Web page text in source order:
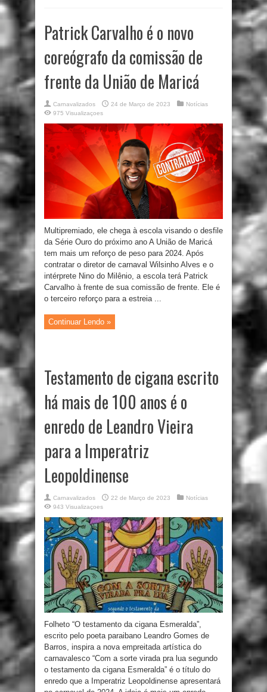
Patrick Carvalho é o novo
coreógrafo da comissão de
frente da União de Maricá
Carnavalizados 24 de Março de 2023
Notícias
975 Visualizaçoes
Multipremiado, ele chega à escola visando o desfile
da Série Ouro do próximo ano A União de Maricá
tem mais um reforço de peso para 2024. Após
contratar o diretor de carnaval Wilsinho Alves e o
intérprete Nino do Milênio, a escola terá Patrick
Carvalho à frente de sua comissão de frente. Ele é
o terceiro reforço para a estreia ...
Continuar Lendo »
Testamento de cigana escrito
há mais de 100 anos é o
enredo de Leandro Vieira
para a Imperatriz
Leopoldinense
Carnavalizados 22 de Março de 2023
Notícias
943 Visualizaçoes
Folheto “O testamento da cigana Esmeralda”,
escrito pelo poeta paraibano Leandro Gomes de
Barros, inspira a nova empreitada artística do
carnavalesco “Com a sorte virada pra lua segundo
o testamento da cigana Esmeralda” é o título do
enredo que a Imperatriz Leopoldinense apresentará